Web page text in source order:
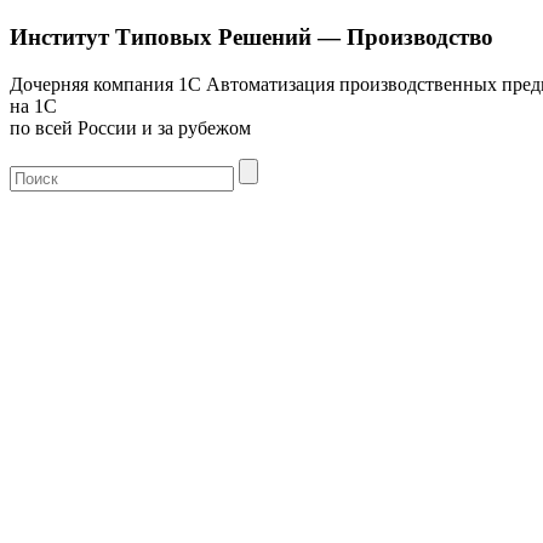
Институт Типовых Решений — Производство
Дочерняя компания 1С Автоматизация производственных
на 1С
по всей России и за рубежом